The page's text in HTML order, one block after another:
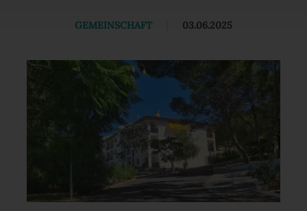
GEMEINSCHAFT 03.06.2025